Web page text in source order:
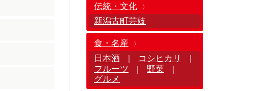
伝統・文化
新潟古町芸妓
食・名産
日本酒
コシヒカリ
フルーツ 野菜
グルメ